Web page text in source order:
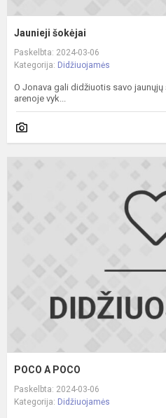
Jaunieji šokėjai
Paskelbta: 2024-03-06
Kategorija: Didžiuojamės
O Jonava gali didžiuotis savo
arenoje vyk...
POCO A POCO
Paskelbta: 2024-03-06
Kategorija: Didžiuojamės